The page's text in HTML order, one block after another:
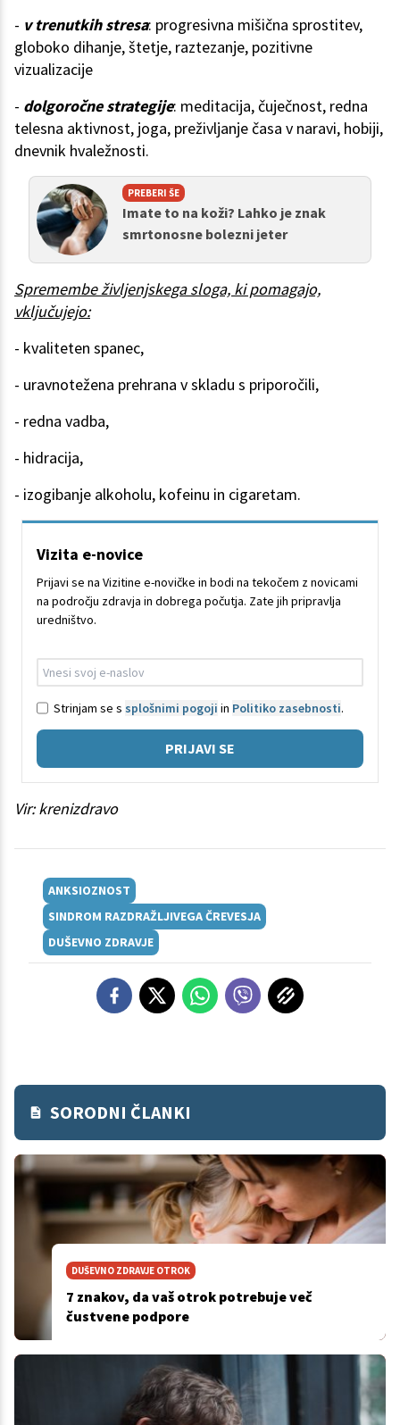
- v trenutkih stresa: progresivna mišična sprostitev,
globoko dihanje, štetje, raztezanje, pozitivne
vizualizacije
- dolgoročne strategije: meditacija, čuječnost, redna
telesna aktivnost, joga, preživljanje časa v naravi, hobiji,
dnevnik hvaležnosti.
PREBERI ŠE
Imate to na koži? Lahko je znak
smrtonosne bolezni jeter
Spremembe življenjskega sloga, ki pomagajo,
vključujejo:
- kvaliteten spanec,
- uravnotežena prehrana v skladu s priporočili,
- redna vadba,
- hidracija,
- izogibanje alkoholu, kofeinu in cigaretam.
Vizita e-novice
Prijavi se na Vizitine e-novičke in bodi na tekočem z novicami
na področju zdravja in dobrega počutja. Zate jih pripravlja
uredništvo.
Strinjam se s splošnimi pogoji in Politiko zasebnosti.
PRIJAVI SE
Vir: krenizdravo
ANKSIOZNOST
SINDROM RAZDRAŽLJIVEGA ČREVESJA
DUŠEVNO ZDRAVJE
SORODNI ČLANKI
DUŠEVNO ZDRAVJE OTROK
7 znakov, da vaš otrok potrebuje več
čustvene podpore